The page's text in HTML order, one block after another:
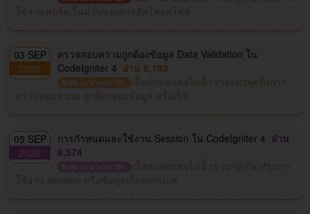
ใช้งานฟอร์ม ในส่วนของการอัพโหลดไฟล์
03 SEP
2020
ตรวจสอบความถูกต้องข้อมูล Data Validation ใน
CodeIgniter 4 อ่าน 8,103
พิเศษ เฉพาะสมาชิก
เนื้อหาตอนต่อไปนี้ เราจะมาพูดถึงการ
ตรวจสอบความ ถูกต้องของข้อมูล หรือที่เร
05 SEP
2020
การกำหนดและใช้งาน Session ใน CodeIgniter 4 อ่าน
8,574
เนื้อหาตอนต่อไปนี้ เรามาดูเกี่ยวกับการ
ใช้งาน session หรือข้อมูลเก็บสถานะห